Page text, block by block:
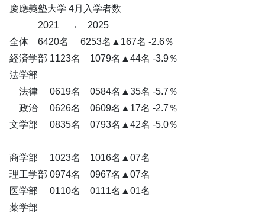
慶應義塾大学 4月入学者数
2021 → 2025
全体 6420名 6253名▲167名 -2.6％
経済学部 1123名 1079名▲44名 -3.9％
法学部
法律 0619名 0584名▲35名 -5.7％
政治 0626名 0609名▲17名 -2.7％
文学部 0835名 0793名▲42名 -5.0％
商学部 1023名 1016名▲07名
理工学部 0974名 0967名▲07名
医学部 0110名 0111名▲01名
薬学部